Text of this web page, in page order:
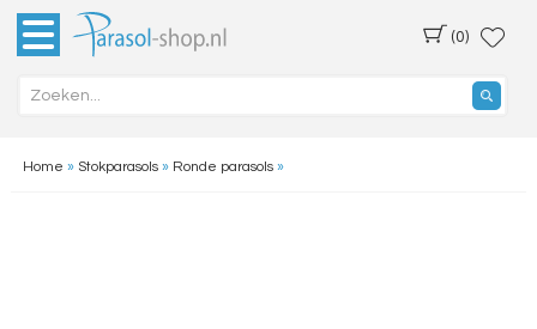
(0)
Home » Stokparasols» Ronde parasols»